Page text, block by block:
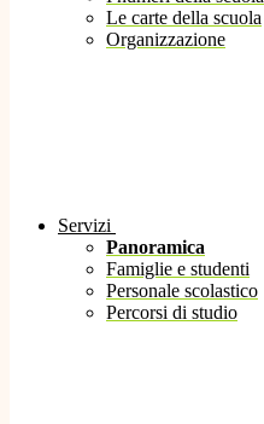
Le carte della scuola
Organizzazione
Servizi
Panoramica
Famiglie e studenti
Personale scolastico
Percorsi di studio